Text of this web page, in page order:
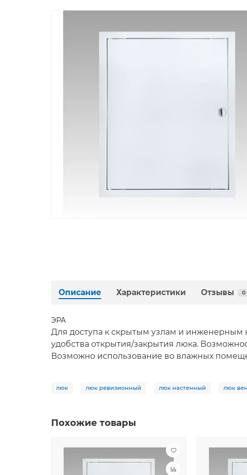
Описание Характеристики Отзывы 0
ЭРА
Для доступа к скрытым узлам и инженерным
удобства открытия/закрытия люка.
Возможно использование во влажных
люк люк ревизионный люк настенный люк
Похожие товары